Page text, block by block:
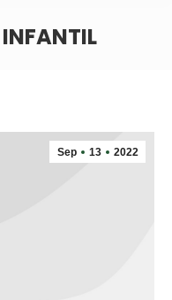
Sep 13 2022